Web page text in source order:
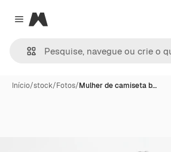
Close menu
Magnific
Início/stock/Fotos/Mulher de camiseta b…